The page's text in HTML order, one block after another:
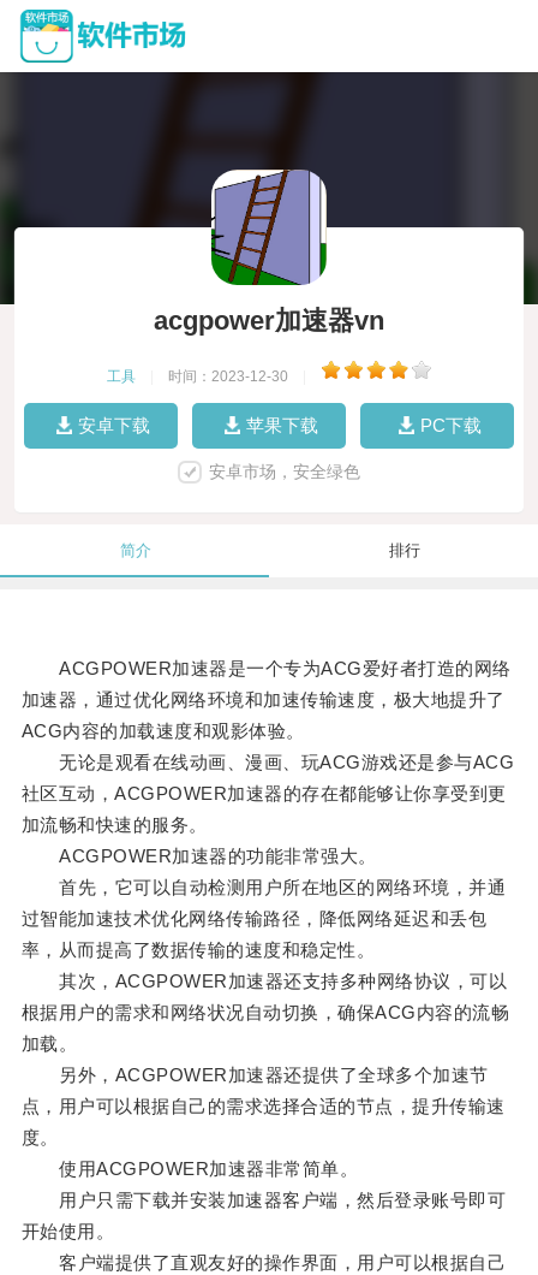
acgpower加速器vn
工具 时间：2023-12-30
安卓下载 苹果下载 PC下载
安卓市场，安全绿色
简介 排行
ACGPOWER加速器是一个专为ACG爱好者打造的网络
加速器，通过优化网络环境和加速传输速度，极大地提升了
ACG内容的加载速度和观影体验。
无论是观看在线动画、漫画、玩ACG游戏还是参与ACG
社区互动，ACGPOWER加速器的存在都能够让你享受到更
加流畅和快速的服务。
ACGPOWER加速器的功能非常强大。
首先，它可以自动检测用户所在地区的网络环境，并通
过智能加速技术优化网络传输路径，降低网络延迟和丢包
率，从而提高了数据传输的速度和稳定性。
其次，ACGPOWER加速器还支持多种网络协议，可以
根据用户的需求和网络状况自动切换，确保ACG内容的流畅
加载。
另外，ACGPOWER加速器还提供了全球多个加速节
点，用户可以根据自己的需求选择合适的节点，提升传输速
度。
使用ACGPOWER加速器非常简单。
用户只需下载并安装加速器客户端，然后登录账号即可
开始使用。
客户端提供了直观友好的操作界面，用户可以根据自己